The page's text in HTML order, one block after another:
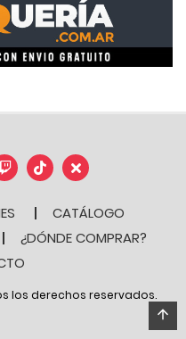
CATÁLOGO
¿DÓNDE COMPRAR?
los derechos reservados.